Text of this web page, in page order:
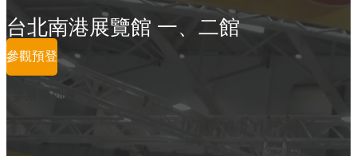
台北南港展覽館 一、二館
參觀預登
參展商列表